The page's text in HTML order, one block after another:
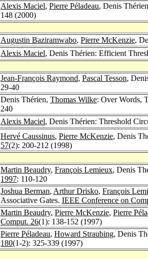
Alexis Maciel, Pierre Péladeau, Denis
148 (2000)
Augustin Baziramwabo, Pierre McKenzie,
Alexis Maciel, Denis Thérien: Efficient
Jean-François Raymond, Pascal Tesson,
29-40
Denis Thérien, Thomas Wilke: Over Words,
240
Alexis Maciel, Denis Thérien: Threshold
Hervé Caussinus, Pierre McKenzie, Denis
57(2): 200-212 (1998)
Martin Beaudry, François Lemieux, Denis
1997: 110-120
Joshua Berman, Arthur Drisko, François
Associative Gates. IEEE Conference on
Martin Beaudry, Pierre McKenzie, Pierre
Comput. 26(1): 138-152 (1997)
Pierre Péladeau, Howard Straubing, Denis
180(1-2): 325-339 (1997)